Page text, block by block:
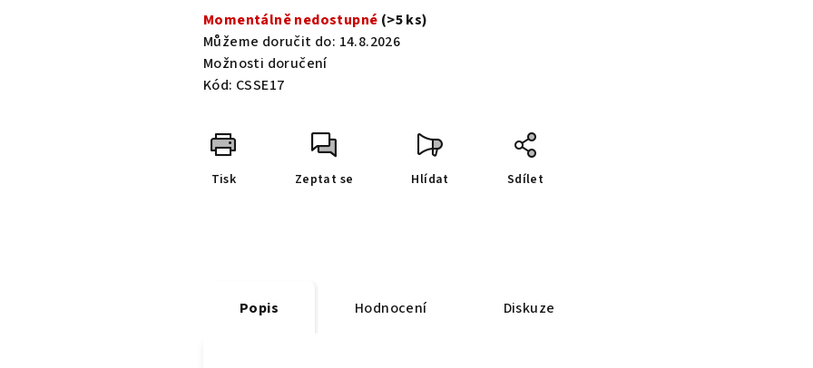
cena:
Momentálně nedostupné (>5 ks)
Můžeme doručit do: 14.8.2026
Možnosti doručení
Kód: CSSE17
Tisk Zeptat se Hlídat Sdílet
Popis Hodnocení Diskuze